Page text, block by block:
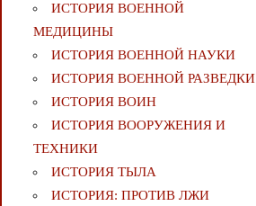
ИСТОРИЯ ВОЕННОЙ
МЕДИЦИНЫ
ИСТОРИЯ ВОЕННОЙ НАУКИ
ИСТОРИЯ ВОЕННОЙ РАЗВЕДКИ
ИСТОРИЯ ВОИН
ИСТОРИЯ ВООРУЖЕНИЯ И
ТЕХНИКИ
ИСТОРИЯ ТЫЛА
ИСТОРИЯ: ПРОТИВ ЛЖИ